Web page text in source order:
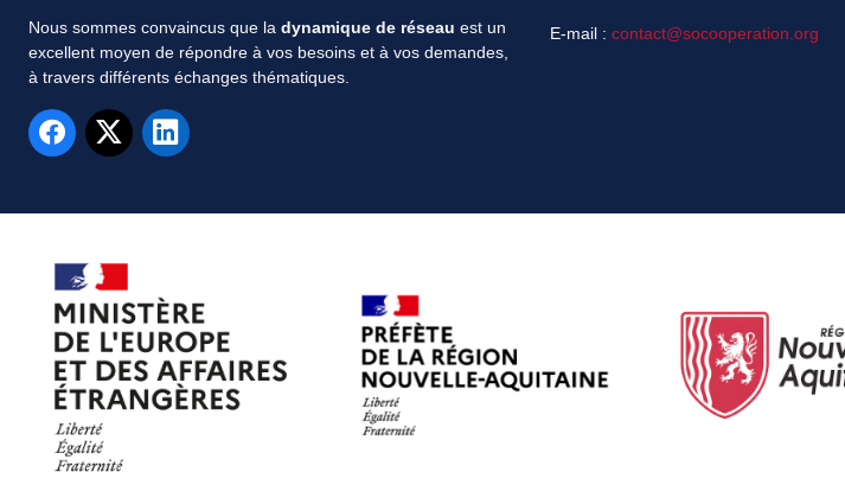
Nous sommes convaincus que la dynamique de réseau est un
excellent moyen de répondre à vos besoins et à vos demandes,
à travers différents échanges thématiques.
E-mail : contact@socooperation.org